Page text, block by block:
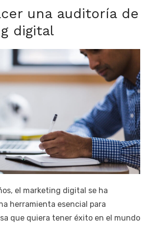
una auditoría de
digital
el marketing digital se ha
herramienta esencial para
que quiera tener éxito en el mundo